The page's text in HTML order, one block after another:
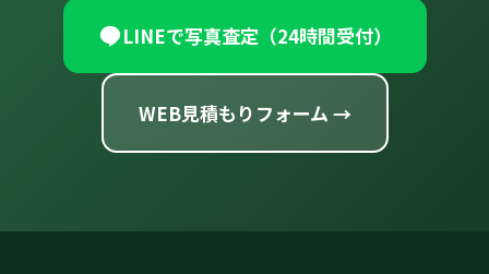
LINEで写真査定（24時間受付）
WEB見積もりフォーム →